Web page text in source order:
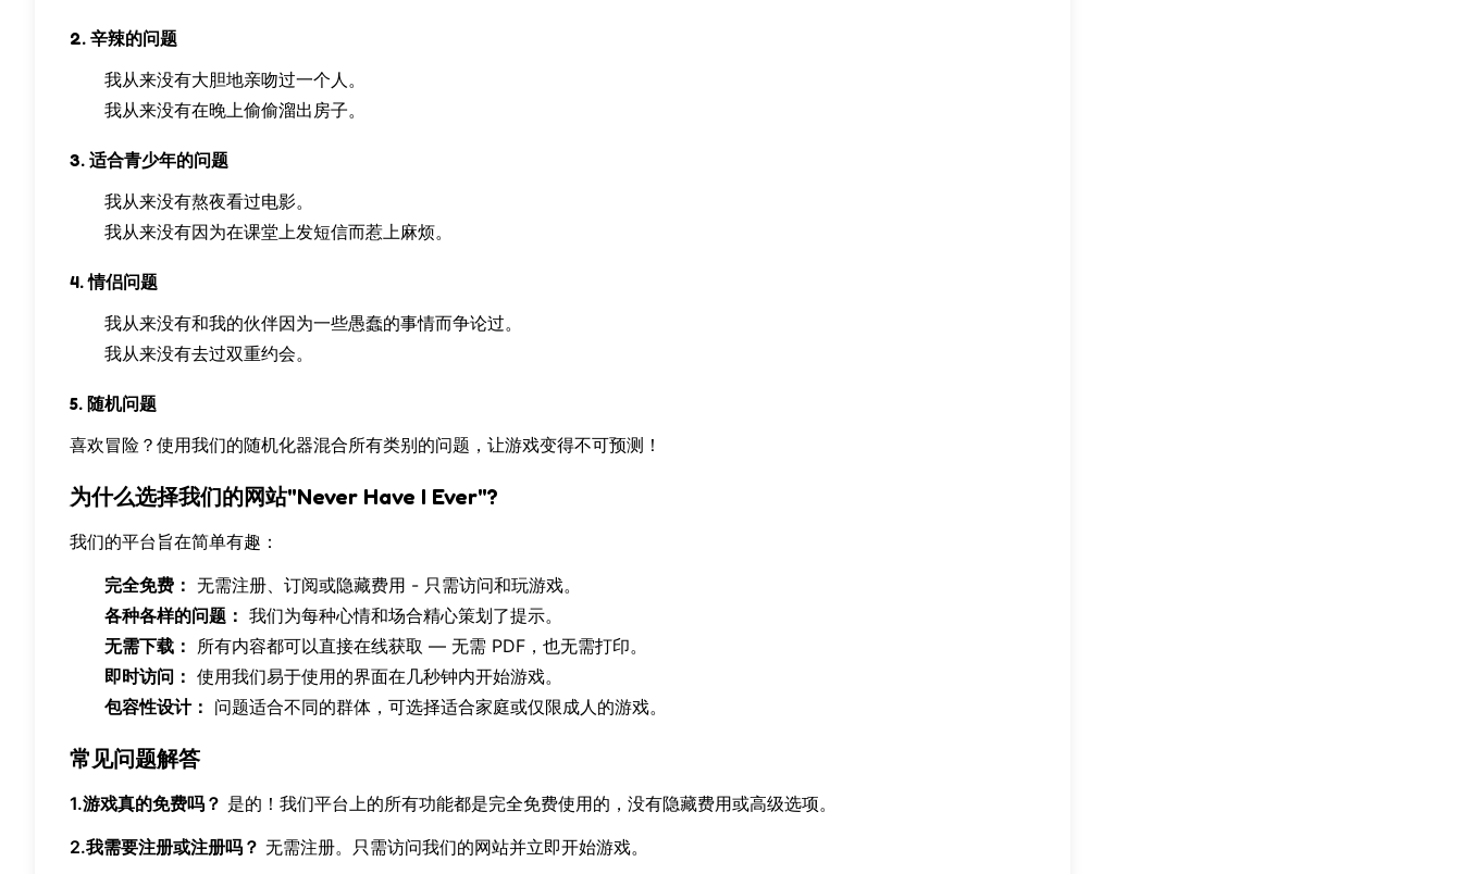
2. 辛辣的问题
我从来没有大胆地亲吻过一个人。
我从来没有在晚上偷偷溜出房子。
3. 适合青少年的问题
我从来没有熬夜看过电影。
我从来没有因为在课堂上发短信而惹上麻烦。
4. 情侣问题
我从来没有和我的伙伴因为一些愚蠢的事情而争论过。
我从来没有去过双重约会。
5. 随机问题
喜欢冒险？使用我们的随机化器混合所有类别的问题，让游戏变得不可预测！
为什么选择我们的网站"Never Have I Ever"?
我们的平台旨在简单有趣：
完全免费： 无需注册、订阅或隐藏费用 - 只需访问和玩游戏。
各种各样的问题： 我们为每种心情和场合精心策划了提示。
无需下载：
所有内容都可以直接在线获取 — 无需 PDF，也无需打印。
即时访问： 使用我们易于使用的界面在几秒钟内开始游戏。
包容性设计： 问题适合不同的群体，可选择适合家庭或仅限成人的游戏。
常见问题解答
1.游戏真的免费吗？ 是的！我们平台上的所有功能都是完全免费使用的，没有隐藏费用或高级选项。
2.我需要注册或注册吗？ 无需注册。只需访问我们的网站并立即开始游戏。